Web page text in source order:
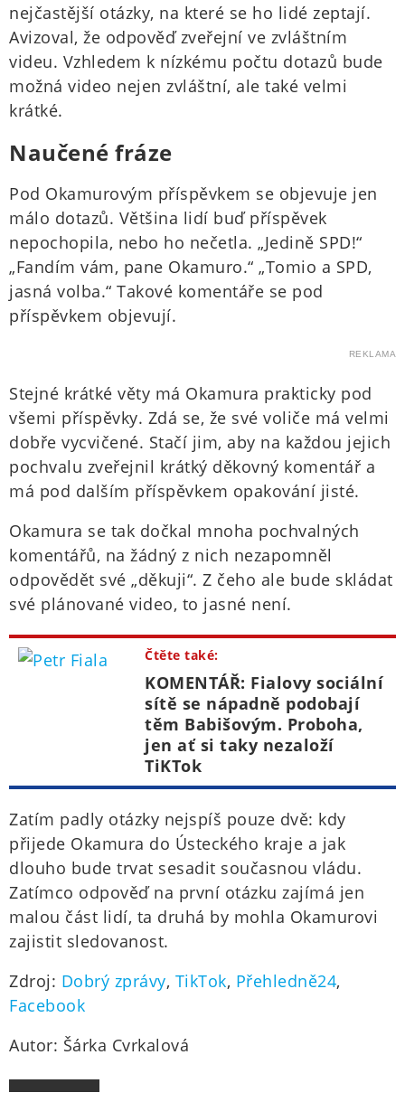
nejčastější otázky, na které se ho lidé zeptají.
Avizoval, že odpověď zveřejní ve zvláštním
videu. Vzhledem k nízkému počtu dotazů bude
možná video nejen zvláštní, ale také velmi
krátké.
Naučené fráze
Pod Okamurovým příspěvkem se objevuje jen
málo dotazů. Většina lidí buď příspěvek
nepochopila, nebo ho nečetla. „Jedině SPD!“
„Fandím vám, pane Okamuro.“ „Tomio a SPD,
jasná volba.“ Takové komentáře se pod
příspěvkem objevují.
REKLAMA
Stejné krátké věty má Okamura prakticky pod
všemi příspěvky. Zdá se, že své voliče má velmi
dobře vycvičené. Stačí jim, aby na každou jejich
pochvalu zveřejnil krátký děkovný komentář a
má pod dalším příspěvkem opakování jisté.
Okamura se tak dočkal mnoha pochvalných
komentářů, na žádný z nich nezapomněl
odpovědět své „děkuji“. Z čeho ale bude skládat
své plánované video, to jasné není.
Čtěte také:
KOMENTÁŘ: Fialovy sociální
sítě se nápadně podobají
těm Babišovým. Proboha,
jen ať si taky nezaloží
TiKTok
Zatím padly otázky nejspíš pouze dvě: kdy
přijede Okamura do Ústeckého kraje a jak
dlouho bude trvat sesadit současnou vládu.
Zatímco odpověď na první otázku zajímá jen
malou část lidí, ta druhá by mohla Okamurovi
zajistit sledovanost.
Zdroj: Dobrý zprávy, TikTok, Přehledně24,
Facebook
Autor: Šárka Cvrkalová